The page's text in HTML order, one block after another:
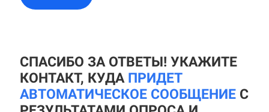
СПАСИБО ЗА ОТВЕТЫ! УКАЖИТЕ
КОНТАКТ, КУДА ПРИДЕТ
АВТОМАТИЧЕСКОЕ СООБЩЕНИЕ С